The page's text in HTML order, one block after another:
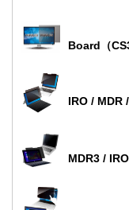
Board（
IRO / MDR
MDR3 /